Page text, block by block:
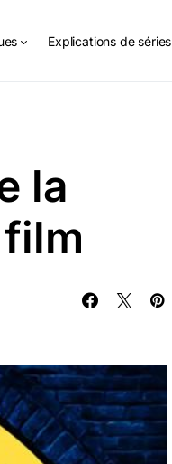
Explications de séries
la